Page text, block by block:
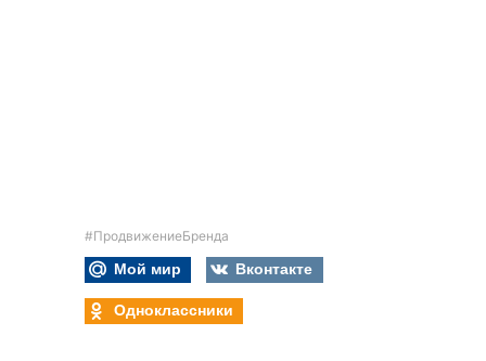
#ПродвижениеБренда
Мой мир
Вконтакте
Одноклассники